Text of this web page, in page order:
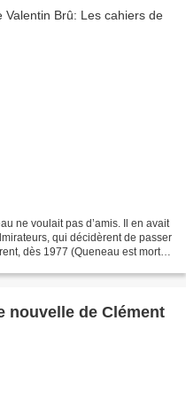
ne voulait pas d’amis. Il en avait
qui décidèrent de passer
dès 1977 (Queneau est mort
nouvelle de Clément